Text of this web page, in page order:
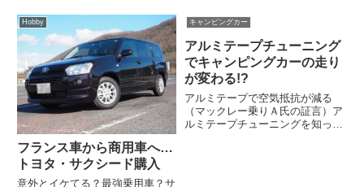
でも来たかのような三原山の絶景
に新鮮な海の幸などなど、伊豆大
島はとても良いところでした。
「近くにこんな素晴らし場所があ
っ...
とは言えません。走行中ダイネッ
トにいることはほとんどありませ
んが、運転席以上にダイネットは
揺れるようです。実際、ちょっ
と...
Hobby
フランス車から商用車へ…
トヨタ・サクシード購入
意外とイケてる？最強乗用車？サ
キャンピングカー
アルミテープチューニング
でキャンピングカーの走り
が変わる!?
アルミテープで空気抵抗が減る
（マックレー乗りＡ氏の証言）ア
ルミテープチューニングを知って